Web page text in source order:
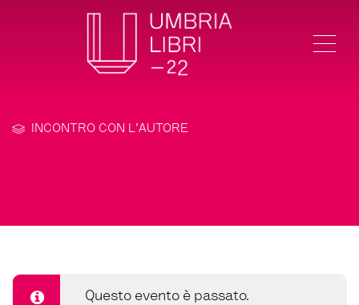
INCONTRO CON L'AUTORE
Questo evento è passato.